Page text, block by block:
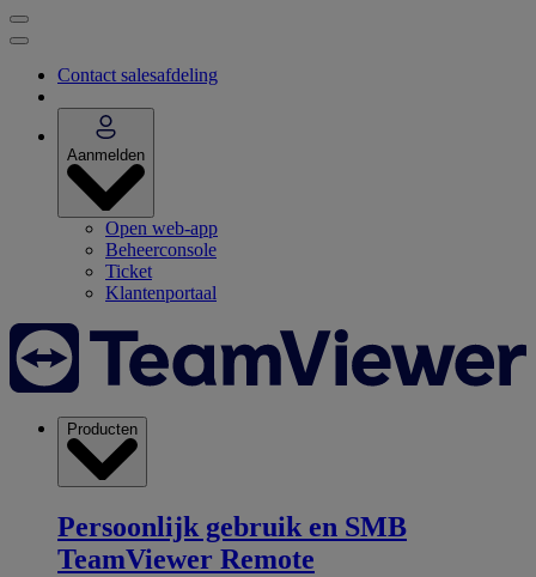
Contact salesafdeling
Aanmelden
Open web-app
Beheerconsole
Ticket
Klantenportaal
Producten
Persoonlijk gebruik en SMB
TeamViewer Remote